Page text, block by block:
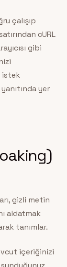
çalışıp
cURL
gibi
istek
yer
gizli metin
aldatmak
tanımlar.
içeriğinizi